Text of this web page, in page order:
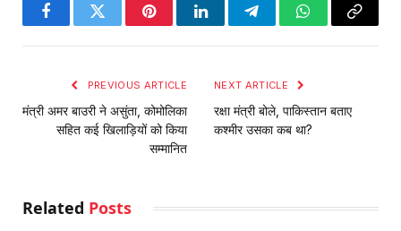
FacebookTwitter PinterestLinkedInTelegramWhatsApp
Copy
PREVIOUS ARTICLE
मंत्री अमर बाउरी ने असुंता, कोमोलिका
सहित कई खिलाड़ियों को किया
सम्मानित
NEXT ARTICLE
रक्षा मंत्री बोले, पाकिस्तान बताए
कश्मीर उसका कब था?
Related Posts